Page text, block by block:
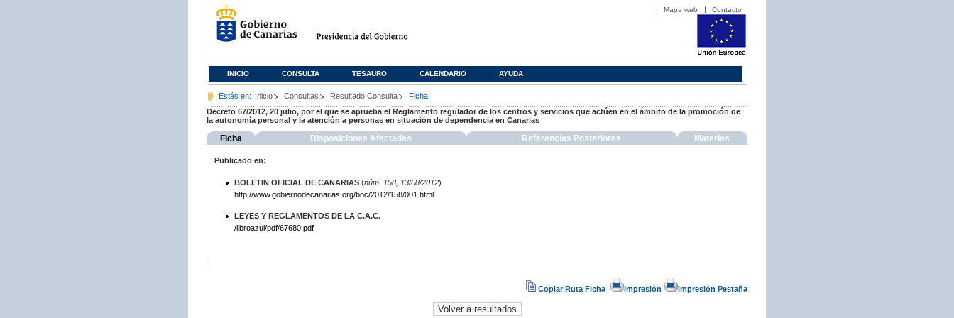
Mapa web Contacto
INICIO CONSULTA TESAURO CALENDARIO AYUDA
Estás en: Inicio Consultas Resultado Consulta
Ficha
Decreto 67/2012, 20 julio, por el que se aprueba el Reglamento regulador de los centros y servicios que actúen en el ámbito de la promoción de
la autonomía personal y la atención a personas en situación de dependencia en Canarias
Ficha Disposiciones Afectadas Referencias Posteriores Materias
Publicado en:
BOLETIN OFICIAL DE CANARIAS(núm. 158, 13/08/2012)
http://www.gobiernodecanarias.org/boc/2012/158/001.html
LEYES Y REGLAMENTOS DE LA C.A.C.
/libroazul/pdf/67680.pdf
Copiar Ruta Ficha Impresión Impresión Pestaña